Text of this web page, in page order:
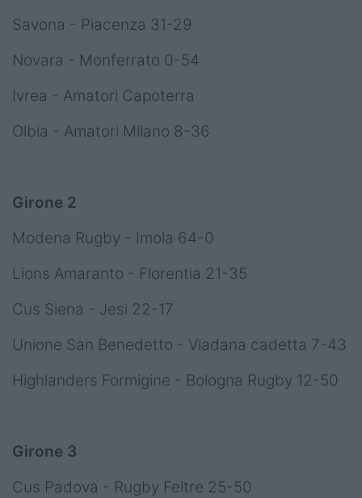
Savona - Piacenza 31-29
Novara - Monferrato 0-54
Ivrea - Amatori Capoterra
Olbia - Amatori Milano 8-36
Girone 2
Modena Rugby - Imola 64-0
Lions Amaranto - Florentia 21-35
Cus Siena - Jesi 22-17
Unione San Benedetto - Viadana cadetta 7-43
Highlanders Formigine - Bologna Rugby 12-50
Girone 3
Cus Padova - Rugby Feltre 25-50